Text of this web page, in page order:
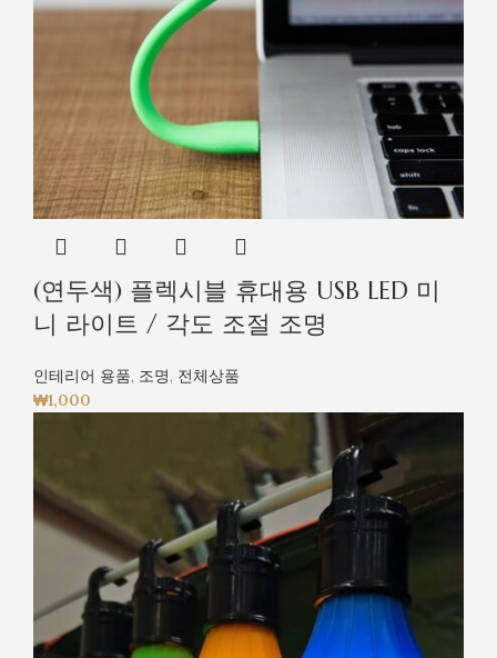
(연두색) 플렉시블 휴대용 USB LED 미
니 라이트 / 각도 조절 조명
인테리어 용품, 조명, 전체상품
₩1,000